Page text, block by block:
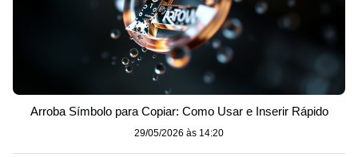
Arroba Símbolo para Copiar: Como Usar e Inserir Rápido
29/05/2026 às 14:20